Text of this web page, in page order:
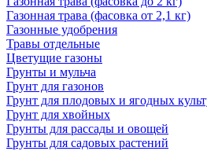
Газонная трава (фасовка от 2,1 кг)
Газонные удобрения
Травы отдельные
Цветущие газоны
Грунты и мульча
Грунт для газонов
Грунт для плодовых и ягодных
Грунт для хвойных
Грунты для рассады и овощей
Грунты для садовых растений